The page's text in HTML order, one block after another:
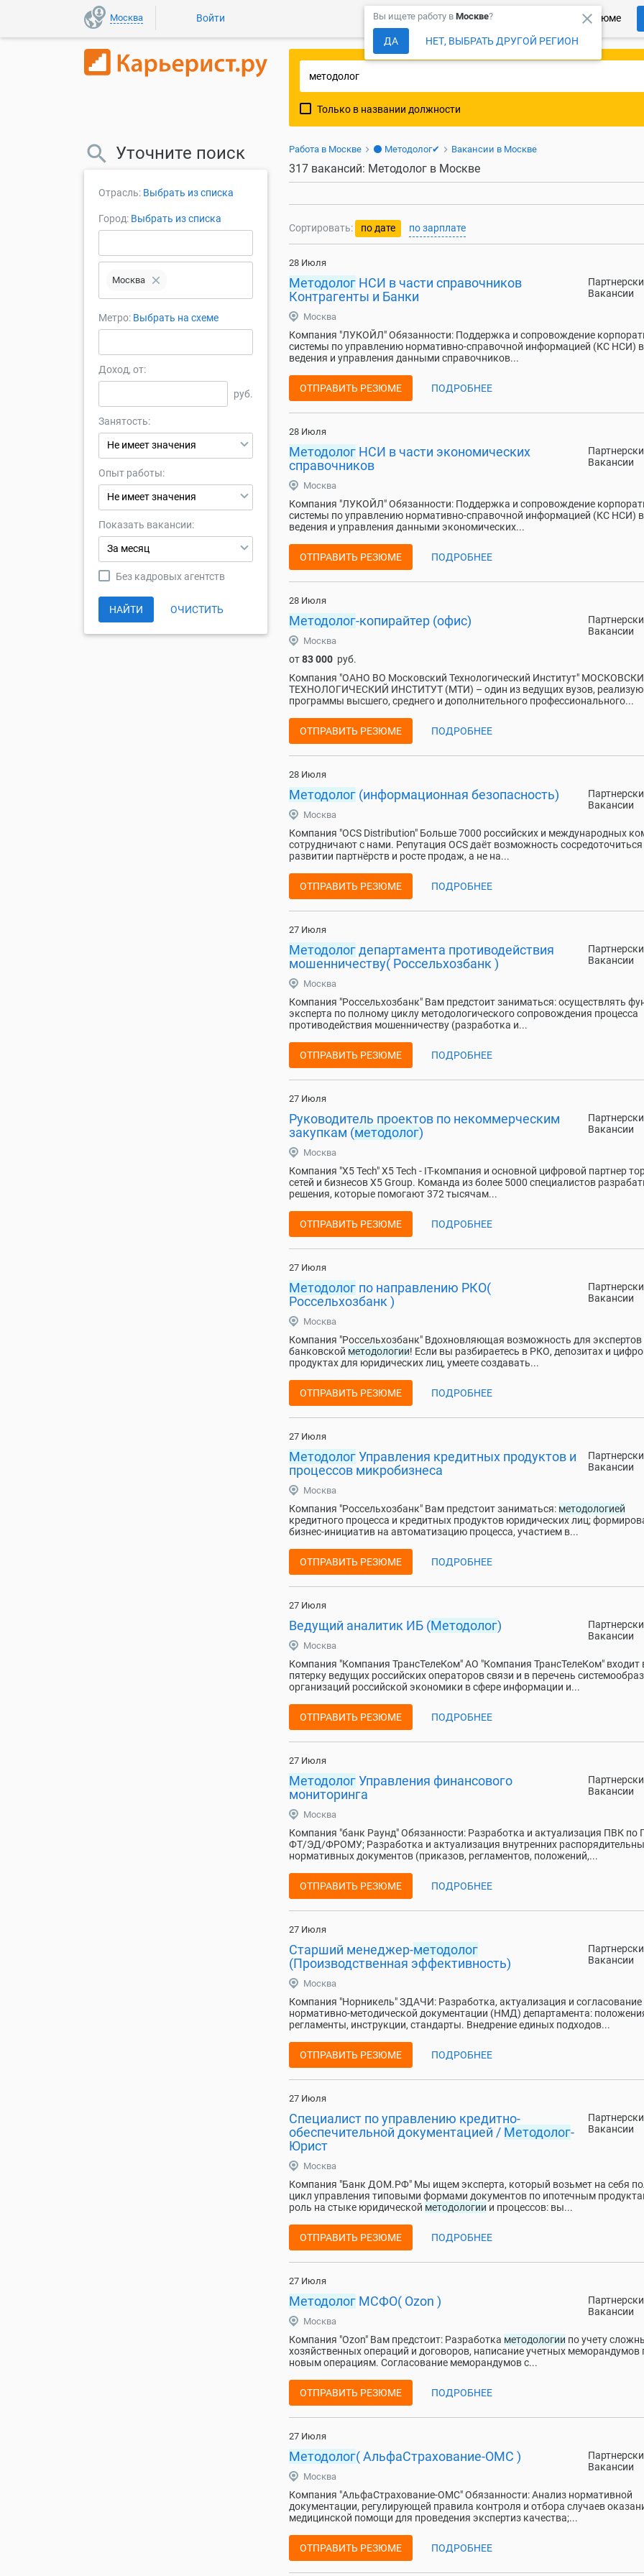
Москва Войти Более 150 000 компаний ждут Ваше резюме
close
Вы ищете работу в Москве?
ДА НЕТ, ВЫБРАТЬ ДРУГОЙ РЕГИОН
Только в названии должности
Работа в Москве ⚫ Методолог✔ Вакансии в Москве
317 вакансий: Методолог в Москве
Сортировать: по дате по зарплате
28 Июля
Вакансии
Методолог НСИ в части справочников
Контрагенты и Банки
Москва
Компания "ЛУКОЙЛ" Обязанности: Поддержка и сопровождение
системы по управлению нормативно-справочной информацией (КС НСИ) в
ведения и управления данными справочников...
ОТПРАВИТЬ РЕЗЮМЕ ПОДРОБНЕЕ
28 Июля
Вакансии
Методолог НСИ в части экономических
справочников
Москва
Компания "ЛУКОЙЛ" Обязанности: Поддержка и сопровождение
системы по управлению нормативно-справочной информацией (КС НСИ) в
ведения и управления данными экономических...
ОТПРАВИТЬ РЕЗЮМЕ ПОДРОБНЕЕ
28 Июля
Вакансии
Методолог-копирайтер (офис)
Москва
от83 000 руб.
Компания "ОАНО ВО Московский Технологический Институт"
ТЕХНОЛОГИЧЕСКИЙ ИНСТИТУТ (МТИ) – один из ведущих вузов,
программы высшего, среднего и дополнительного профессионального...
ОТПРАВИТЬ РЕЗЮМЕ ПОДРОБНЕЕ
28 Июля
Вакансии
Методолог (информационная безопасность)
Москва
Компания "OCS Distribution" Больше 7000 российских и международных
сотрудничают с нами. Репутация OCS даёт возможность сосредоточиться
развитии партнёрств и росте продаж, а не на...
ОТПРАВИТЬ РЕЗЮМЕ ПОДРОБНЕЕ
27 Июля
Вакансии
Методологдепартамента противодействия
мошенничеству( Россельхозбанк )
Москва
Компания "Россельхозбанк" Вам предстоит заниматься: осуществлять
эксперта по полному циклу методологического сопровождения процесса
противодействия мошенничеству (разработка и...
ОТПРАВИТЬ РЕЗЮМЕ ПОДРОБНЕЕ
27 Июля
Вакансии
Руководитель проектов по некоммерческим
закупкам (методолог)
Москва
Компания "X5 Tech" X5 Tech - IT-компания и основной цифровой партнер
сетей и бизнесов X5 Group. Команда из более 5000 специалистов
решения, которые помогают 372 тысячам...
ОТПРАВИТЬ РЕЗЮМЕ ПОДРОБНЕЕ
27 Июля
Вакансии
Методолог по направлению РКО(
Россельхозбанк )
Москва
Компания "Россельхозбанк" Вдохновляющая возможность для экспертов
банковской методологии! Если вы разбираетесь в РКО, депозитах и
продуктах для юридических лиц, умеете создавать...
ОТПРАВИТЬ РЕЗЮМЕ ПОДРОБНЕЕ
27 Июля
Вакансии
МетодологУправления кредитных продуктов и
процессов микробизнеса
Москва
Компания "Россельхозбанк" Вам предстоит заниматься: методологией
кредитного процесса и кредитных продуктов юридических лиц;
бизнес-инициатив на автоматизацию процесса, участием в...
ОТПРАВИТЬ РЕЗЮМЕ ПОДРОБНЕЕ
27 Июля
Вакансии
Ведущий аналитик ИБ (Методолог)
Москва
Компания "Компания ТрансТелеКом" АО "Компания ТрансТелеКом" входит
пятерку ведущих российских операторов связи и в перечень
организаций российской экономики в сфере информации и...
ОТПРАВИТЬ РЕЗЮМЕ ПОДРОБНЕЕ
27 Июля
Вакансии
МетодологУправления финансового
мониторинга
Москва
Компания "банк Раунд" Обязанности: Разработка и актуализация ПВК
ФТ/ЭД/ФРОМУ; Разработка и актуализация внутренних
нормативных документов (приказов, регламентов, положений,...
ОТПРАВИТЬ РЕЗЮМЕ ПОДРОБНЕЕ
27 Июля
Вакансии
Старший менеджер-методолог
(Производственная эффективность)
Москва
Компания "Норникель" ЗДАЧИ: Разработка, актуализация и согласование
нормативно-методической документации (НМД) департамента:
регламенты, инструкции, стандарты. Внедрение единых подходов...
ОТПРАВИТЬ РЕЗЮМЕ ПОДРОБНЕЕ
27 Июля
Вакансии
Специалист по управлению кредитно-
обеспечительной документацией / Методолог-
Юрист
Москва
Компания "Банк ДОМ.РФ" Мы ищем эксперта, который возьмет на себя
цикл управления типовыми формами документов по ипотечным
роль на стыке юридической методологии и процессов: вы...
ОТПРАВИТЬ РЕЗЮМЕ ПОДРОБНЕЕ
27 Июля
Вакансии
Методолог МСФО( Ozon )
Москва
Компания "Ozon" Вам предстоит: Разработка методологии по учету
хозяйственных операций и договоров, написание учетных меморандумов
новым операциям. Согласование меморандумов с...
ОТПРАВИТЬ РЕЗЮМЕ ПОДРОБНЕЕ
27 Июля
Вакансии
Методолог( АльфаСтрахование-ОМС )
Москва
Компания "АльфаСтрахование-ОМС" Обязанности: Анализ нормативной
документации, регулирующей правила контроля и отбора случаев
медицинской помощи для проведения экспертиз качества;...
ОТПРАВИТЬ РЕЗЮМЕ ПОДРОБНЕЕ
Уточните поиск
Отрасль: Выбрать из списка
Город: Выбрать из списка
Москва close
Метро: Выбрать на схеме
Доход, от:
руб.
Занятость:
Не имеет значения
Опыт работы:
Не имеет значения
Показать вакансии:
За месяц
Без кадровых агентств
НАЙТИ ОЧИСТИТЬ